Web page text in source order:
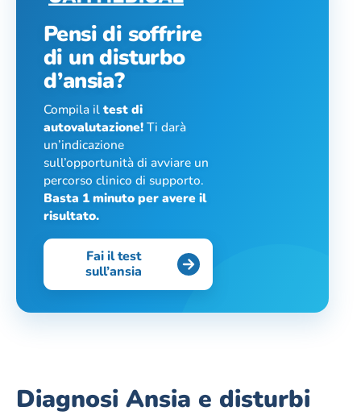
Pensi di soffrire
di un disturbo
d’ansia?
Compila iltest di
autovalutazione!Ti darà
un’indicazione
sull’opportunità di avviare un
percorso clinico di supporto.
Basta 1 minuto per avere il
risultato.
Fai il test
sull’ansia
Diagnosi Ansia e disturbi